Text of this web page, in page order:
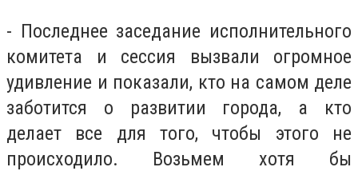
- Последнее заседание исполнительного
комитета и сессия вызвали огромное
удивление и показали, кто на самом деле
заботится о развитии города, а кто
делает все для того, чтобы этого не
происходило. Возьмем хотя бы